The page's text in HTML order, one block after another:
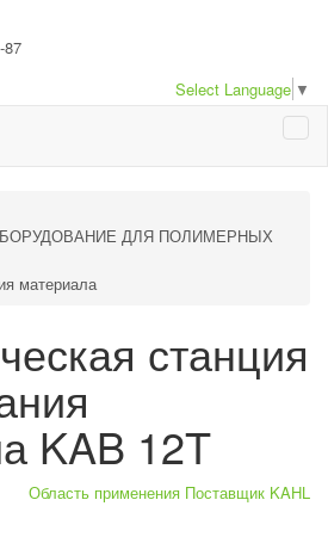
87
Select Language ▼
ДЛЯ ПОЛИМЕРНЫХ
материала
станция
KAB 12T
Область применения Поставщик KAHL